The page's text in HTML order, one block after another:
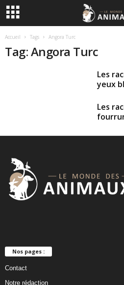
Accueil Tags Angora Turc
Tag: Angora Turc
Les
yeux
Les
Nos pages :
Contact
Notre rédaction